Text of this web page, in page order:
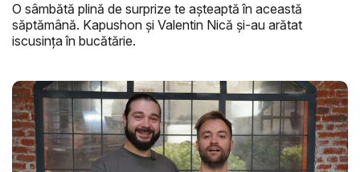
O sâmbătă plină de surprize te așteaptă în această
săptămână. Kapushon și Valentin Nică și-au arătat
iscusința în bucătărie.